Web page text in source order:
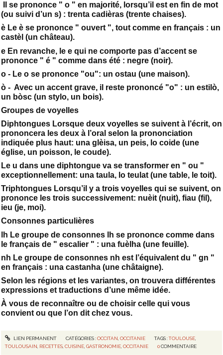
Il se prononce " o " en majorité, lorsqu’il est en fin de mot
(ou suivi d’un s) : trenta cadièras (trente chaises).
è Le è se prononce " ouvert ", tout comme en français : un
castèl (un château).
e En revanche, le e qui ne comporte pas d’accent se
prononce " é " comme dans été : negre (noir).
o - Le o se prononce "ou": un ostau (une maison).
ò - Avec un accent grave, il reste prononcé "o" : un estilò,
un bòsc (un stylo, un bois).
Groupes de voyelles
Diphtongues Lorsque deux voyelles se suivent à l’écrit, on
prononcera les deux à l’oral selon la prononciation
indiquée plus haut: una glèisa, un peis, lo coide (une
église, un poisson, le coude).
Le u dans une diphtongue va se transformer en " ou "
exceptionnellement: una taula, lo teulat (une table, le toit).
Triphtongues Lorsqu’il y a trois voyelles qui se suivent, on
prononce les trois successivement: nuèit (nuit), fiau (fil),
ieu (je, moi).
Consonnes particulières
lh Le groupe de consonnes lh se prononce comme dans
le français de " escalier " : una fuèlha (une feuille).
nh Le groupe de consonnes nh est l’équivalent du " gn "
en français : una castanha (une châtaigne).
Selon les régions et les variantes, on trouvera différentes
expressions et traductions d’une même idée.
À vous de reconnaître ou de choisir celle qui vous
convient ou que l’on dit chez vous.
LIEN PERMANENT CATÉGORIES :OCCITAN, OCCITANIE TAGS :TOULOUSE,
TOULOUSAIN, RECETTES,CUISINE,GASTRONOMIE,OCCITANIE 0 COMMENTAIRE